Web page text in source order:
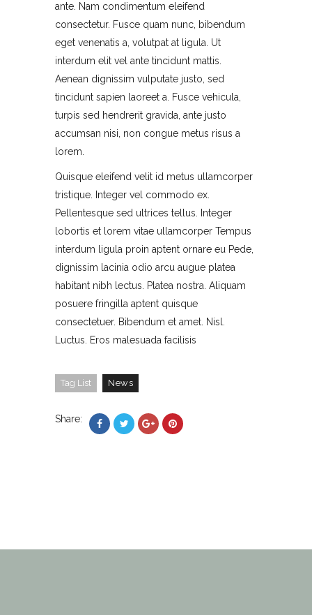
ante. Nam condimentum eleifend
consectetur. Fusce quam nunc, bibendum
eget venenatis a, volutpat at ligula. Ut
interdum elit vel ante tincidunt mattis.
Aenean dignissim vulputate justo, sed
tincidunt sapien laoreet a. Fusce vehicula,
turpis sed hendrerit gravida, ante justo
accumsan nisi, non congue metus risus a
lorem.
Quisque eleifend velit id metus ullamcorper
tristique. Integer vel commodo ex.
Pellentesque sed ultrices tellus. Integer
lobortis et lorem vitae ullamcorper Tempus
interdum ligula proin aptent ornare eu Pede,
dignissim lacinia odio arcu augue platea
habitant nibh lectus. Platea nostra. Aliquam
posuere fringilla aptent quisque
consectetuer. Bibendum et amet. Nisl.
Luctus. Eros malesuada facilisis
Tag List News
Share: